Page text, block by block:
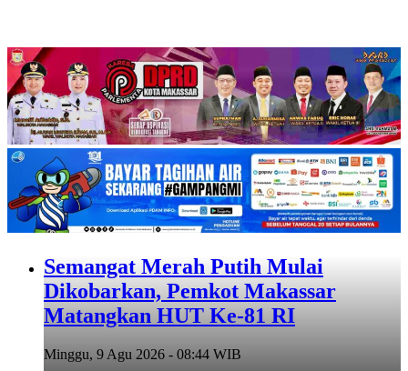
Semangat Merah Putih Mulai
Dikobarkan, Pemkot Makassar
Matangkan HUT Ke-81 RI
Minggu, 9 Agu 2026 - 08:44 WIB